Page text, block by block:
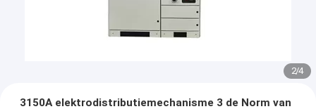
2/4
3150A elektrodistributiemechanisme 3 de Norm van